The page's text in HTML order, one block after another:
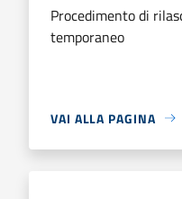
Procedimento di
temporaneo
VAI ALLA PAGINA